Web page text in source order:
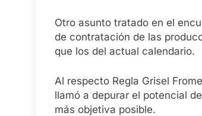
Otro asunto tratado en el
de contratación de las
que los del actual calendario.
Al respecto Regla Grisel
llamó a depurar el potencial
más objetiva posible.